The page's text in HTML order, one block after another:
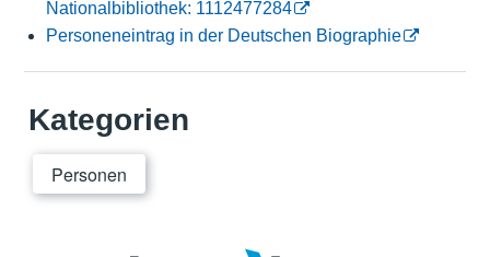
Nationalbibliothek: 1112477284
Personeneintrag in der Deutschen Biographie
Kategorien
Personen